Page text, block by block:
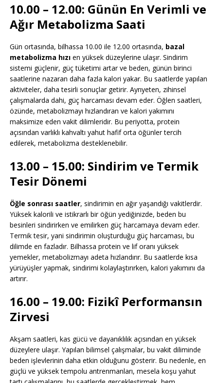
10.00 – 12.00: Günün En Verimli ve
Ağır Metabolizma Saati
Gün ortasında, bilhassa 10.00 ile 12.00 ortasında, bazal
metabolizma hızı en yüksek düzeylerine ulaşır. Sindirim
sistemi güçlenir, güç tüketimi artar ve beden, günün birinci
saatlerine nazaran daha fazla kalori yakar. Bu saatlerde yapılan
aktiviteler, daha tesirli sonuçlar getirir. Ayrıyeten, zihinsel
çalışmalarda dahi, güç harcaması devam eder. Öğlen saatleri,
özünde, metabolizmayı hızlandıran ve kalori yakımını
maksimize eden vakit dilimleridir. Bu periyotta, protein
açısından varlıklı kahvaltı yahut hafif orta öğünler tercih
edilerek, metabolizma desteklenebilir.
13.00 – 15.00: Sindirim ve Termik
Tesir Dönemi
Öğle sonrası saatler, sindirimin en ağır yaşandığı vakitlerdir.
Yüksek kalorili ve istikrarlı bir öğün yediğinizde, beden bu
besinleri sindirirken ve emilirken güç harcamaya devam eder.
Termik tesir, yani sindirimin oluşturduğu güç harcaması, bu
dilimde en fazladır. Bilhassa protein ve lif oranı yüksek
yemekler, metabolizmayı adeta hızlandırır. Bu saatlerde kısa
yürüyüşler yapmak, sindirimi kolaylaştırırken, kalori yakımını da
artırır.
16.00 – 19.00: Fizikî Performansın
Zirvesi
Akşam saatleri, kas gücü ve dayanıklılık açısından en yüksek
düzeylere ulaşır. Yapılan bilimsel çalışmalar, bu vakit diliminde
beden işlevlerinin daha etkin olduğunu gösterir. Bu nedenle, en
güçlü ve yüksek tempolu antrenmanları, mesela koşu yahut